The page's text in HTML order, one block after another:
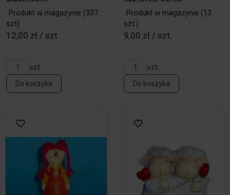
Produkt w magazynie (337
szt)
12,00 zł / szt
szt
Do koszyka
Produkt w magazynie (13
szt.)
9,00 zł / szt.
szt.
Do koszyka